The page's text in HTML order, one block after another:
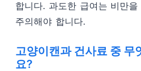
합니다. 과도한 급여는 비만
주의해야 합니다.
고양이캔과 건사료 중 무
요?